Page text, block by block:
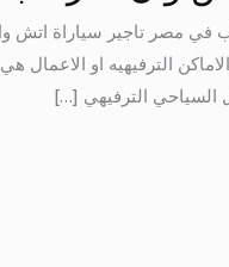
السياحي الترفيهي […]